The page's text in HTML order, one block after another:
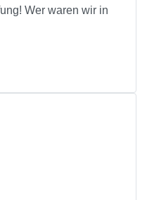
Wer waren wir in